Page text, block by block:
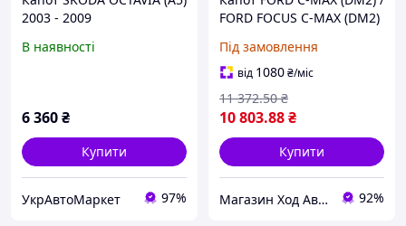
2003 - 2009
В наявності
6 360₴
Купити
УкрАвтоМаркет 97%
FORD FOCUS C-MAX (DM2)
Під замовлення
від 1080₴/міс
10 803.88₴
11 372.50 ₴
Купити
Магазин Ход Авто 92%